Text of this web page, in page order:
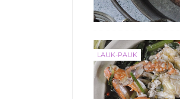
LAUK-PAUK